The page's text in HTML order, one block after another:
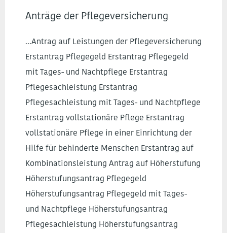
Anträge der Pflegeversicherung
...Antrag auf Leistungen der Pflegeversicherung
Erstantrag Pflegegeld Erstantrag Pflegegeld
mit Tages- und Nachtpflege Erstantrag
Pflegesachleistung Erstantrag
Pflegesachleistung mit Tages- und Nachtpflege
Erstantrag vollstationäre Pflege Erstantrag
vollstationäre Pflege in einer Einrichtung der
Hilfe für behinderte Menschen Erstantrag auf
Kombinationsleistung Antrag auf Höherstufung
Höherstufungsantrag Pflegegeld
Höherstufungsantrag Pflegegeld mit Tages-
und Nachtpflege Höherstufungsantrag
Pflegesachleistung Höherstufungsantrag